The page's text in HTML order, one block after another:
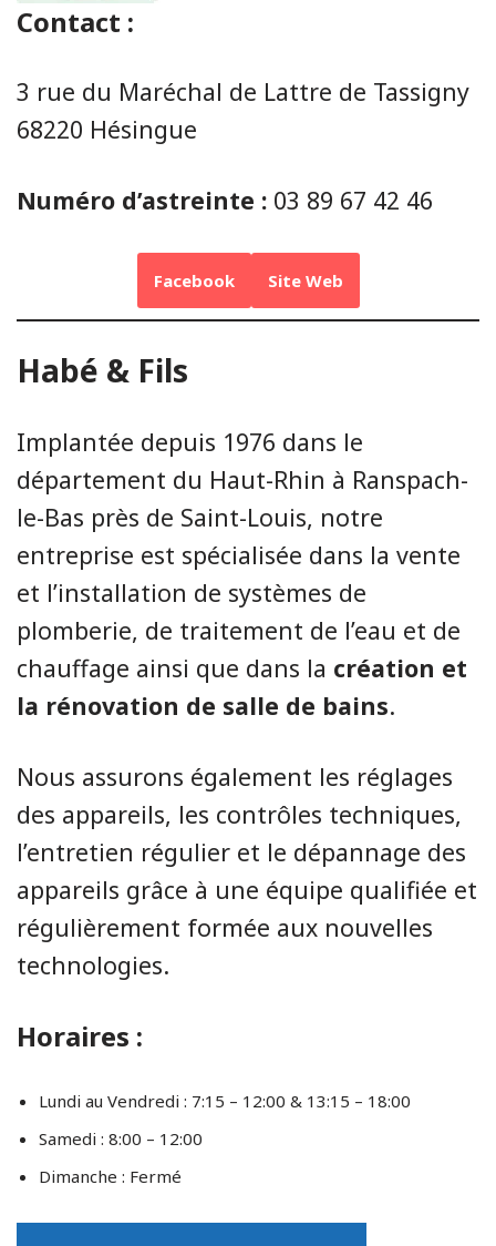
Contact :
3 rue du Maréchal de Lattre de Tassigny
68220 Hésingue
Numéro d’astreinte : 03 89 67 42 46
Facebook Site Web
Habé & Fils
Implantée depuis 1976 dans le
département du Haut-Rhin à Ranspach-
le-Bas près de Saint-Louis, notre
entreprise est spécialisée dans la vente
et l’installation de systèmes de
plomberie, de traitement de l’eau et de
chauffage ainsi que dans la création et
la rénovation de salle de bains.
Nous assurons également les réglages
des appareils, les contrôles techniques,
l’entretien régulier et le dépannage des
appareils grâce à une équipe qualifiée et
régulièrement formée aux nouvelles
technologies.
Horaires :
Lundi au Vendredi : 7:15 – 12:00 & 13:15 – 18:00
Samedi : 8:00 – 12:00
Dimanche : Fermé